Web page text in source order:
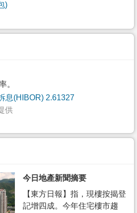
)
。
息(HIBOR) 2.61327
供
今日地產新聞摘要
【東方日報】指，現樓按揭登
記增四成。今年住宅樓市趨